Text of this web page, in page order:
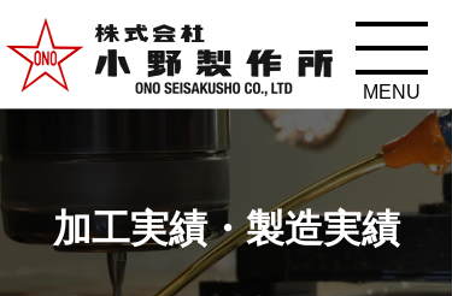
加工実績・製造実績